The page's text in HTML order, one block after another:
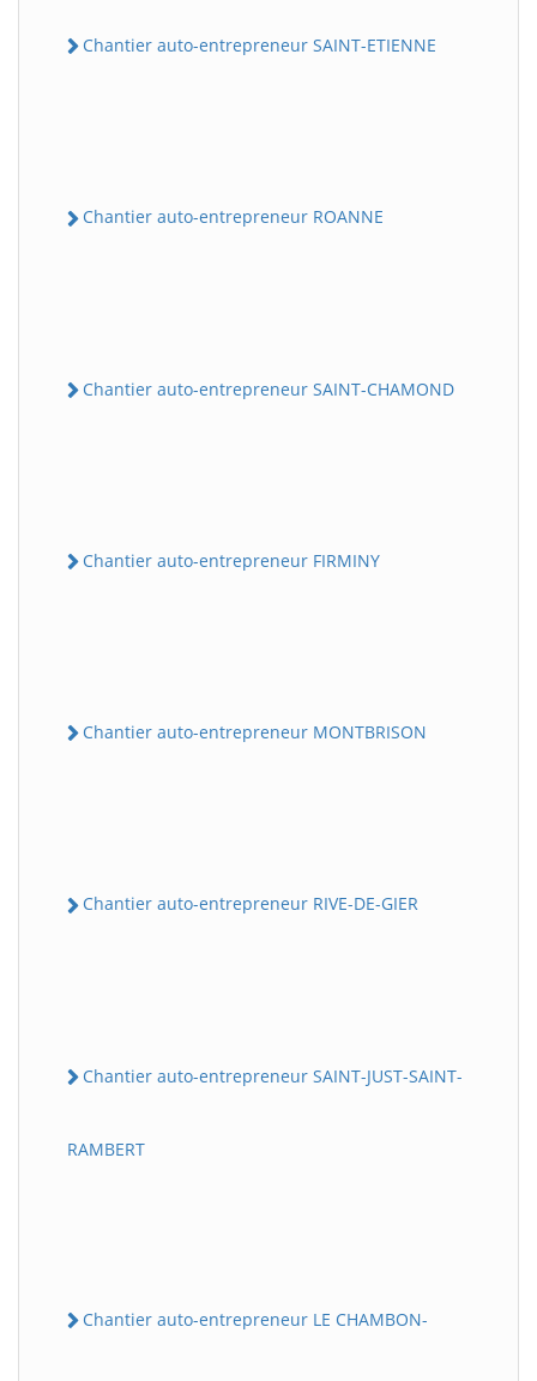
Chantier auto-entrepreneur SAINT-ETIENNE
Chantier auto-entrepreneur ROANNE
Chantier auto-entrepreneur SAINT-CHAMOND
Chantier auto-entrepreneur FIRMINY
Chantier auto-entrepreneur MONTBRISON
Chantier auto-entrepreneur RIVE-DE-GIER
Chantier auto-entrepreneur SAINT-JUST-SAINT-
RAMBERT
Chantier auto-entrepreneur LE CHAMBON-